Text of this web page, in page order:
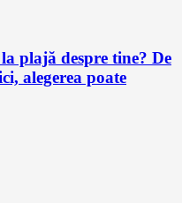
plajă despre tine? De
alegerea poate